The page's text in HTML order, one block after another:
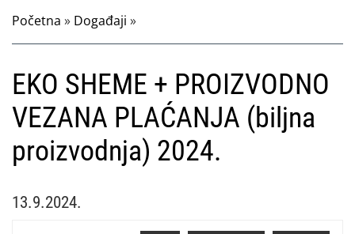
Početna » Događaji »
EKO SHEME + PROIZVODNO
VEZANA PLAĆANJA (biljna
proizvodnja) 2024.
13.9.2024.